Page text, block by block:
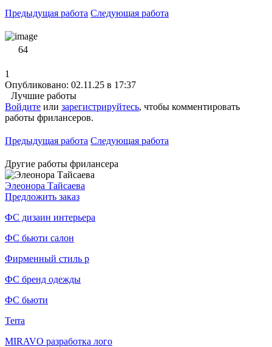
Предыдущая работа Следующая работа
64
1
Опубликовано: 02.11.25 в 17:37
Лучшие работы
Войдите или зарегистрируйтесь, чтобы комментировать
работы фрилансеров.
Предыдущая работа Следующая работа
Другие работы фрилансера
Элеонора Тайсаева
Предложить заказ
ФС дизаин интерьера
ФС бьюти салон
Фирменный стиль р
ФС бренд одежды
ФС бьюти
Terra
MIRAVO разработка лого